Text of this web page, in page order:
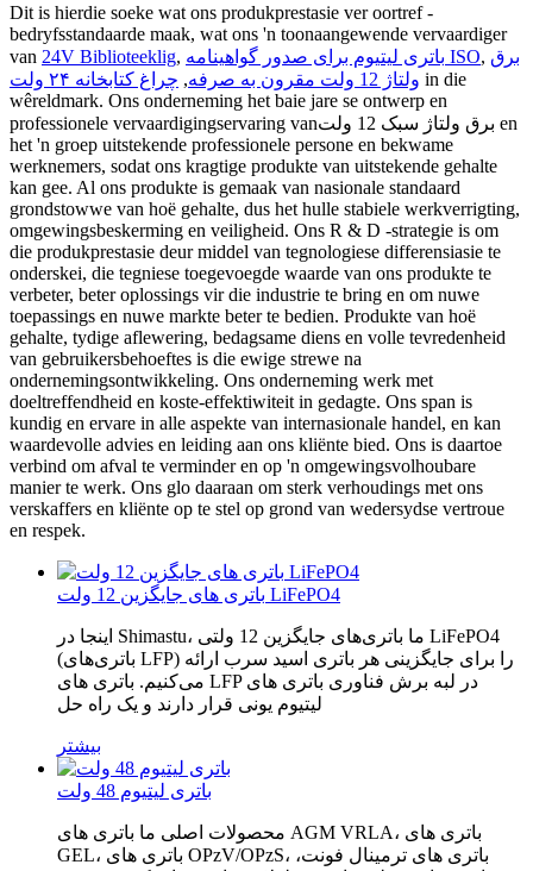
Dit is hierdie soeke wat ons produkprestasie ver oortref -
bedryfsstandaarde maak, wat ons 'n toonaangewende vervaardiger
van 24V Biblioteeklig, باتری لیتیوم برای صدور گواهینامه ISO, برق
ولتاژ 12 ولت مقرون به صرفه
, چراغ کتابخانه ۲۴ ولت
in die
wêreldmark. Ons onderneming het baie jare se ontwerp en
professionele vervaardigingservaring vanبرق ولتاژ سبک 12 ولت en
het 'n groep uitstekende professionele persone en bekwame
werknemers, sodat ons kragtige produkte van uitstekende gehalte
kan gee. Al ons produkte is gemaak van nasionale standaard
grondstowwe van hoë gehalte, dus het hulle stabiele werkverrigting,
omgewingsbeskerming en veiligheid. Ons R & D -strategie is om
die produkprestasie deur middel van tegnologiese differensiasie te
onderskei, die tegniese toegevoegde waarde van ons produkte te
verbeter, beter oplossings vir die industrie te bring en om nuwe
toepassings en nuwe markte beter te bedien. Produkte van hoë
gehalte, tydige aflewering, bedagsame diens en volle tevredenheid
van gebruikersbehoeftes is die ewige strewe na
ondernemingsontwikkeling. Ons onderneming werk met
doeltreffendheid en koste-effektiwiteit in gedagte. Ons span is
kundig en ervare in alle aspekte van internasionale handel, en kan
waardevolle advies en leiding aan ons kliënte bied. Ons is daartoe
verbind om afval te verminder en op 'n omgewingsvolhoubare
manier te werk. Ons glo daaraan om sterk verhoudings met ons
verskaffers en kliënte op te stel op grond van wedersydse vertroue
en respek.
باتری های جایگزین 12 ولت LiFePO4
اینجا در Shimastu، ما باتری‌های جایگزین 12 ولتی LiFePO4
(باتری‌های LFP) را برای جایگزینی هر باتری اسید سرب ارائه
می‌کنیم. باتری های LFP در لبه برش فناوری باتری های
لیتیوم یونی قرار دارند و یک راه حل
بیشتر
باتری لیتیوم 48 ولت
محصولات اصلی ما باتری های AGM VRLA، باتری های
GEL، باتری های OPzV/OPzS، باتری های ترمینال فونت،